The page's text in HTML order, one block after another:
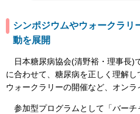
シンポジウムやウォークラリ
動を展開
日本糖尿病協会(清野裕・理事長)
に合わせて、糖尿病を正しく理解
ウォークラリーの開催など、オンラ
参加型プログラムとして「バーチ